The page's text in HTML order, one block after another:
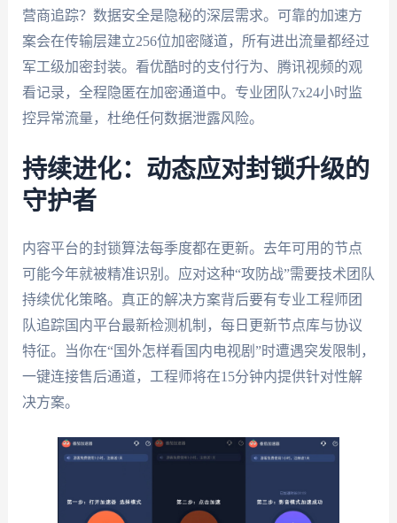
营商追踪？数据安全是隐秘的深层需求。可靠的加速方
案会在传输层建立256位加密隧道，所有进出流量都经过
军工级加密封装。看优酷时的支付行为、腾讯视频的观
看记录，全程隐匿在加密通道中。专业团队7x24小时监
控异常流量，杜绝任何数据泄露风险。
持续进化：动态应对封锁升级的
守护者
内容平台的封锁算法每季度都在更新。去年可用的节点
可能今年就被精准识别。应对这种“攻防战”需要技术团队
持续优化策略。真正的解决方案背后要有专业工程师团
队追踪国内平台最新检测机制，每日更新节点库与协议
特征。当你在“国外怎样看国内电视剧”时遭遇突发限制，
一键连接售后通道，工程师将在15分钟内提供针对性解
决方案。